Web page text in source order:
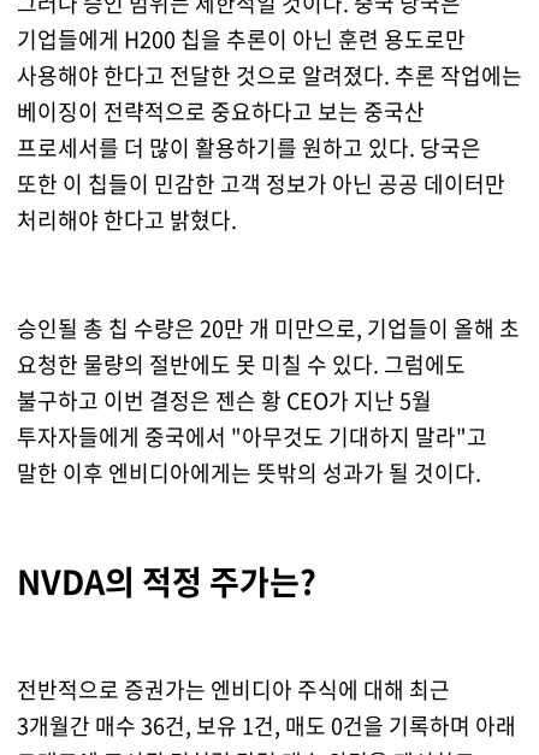
기업들에게 H200 칩을 추론이 아닌 훈련 용도로만
사용해야 한다고 전달한 것으로 알려졌다. 추론 작업에는
베이징이 전략적으로 중요하다고 보는 중국산
프로세서를 더 많이 활용하기를 원하고 있다. 당국은
또한 이 칩들이 민감한 고객 정보가 아닌 공공 데이터만
처리해야 한다고 밝혔다.
승인될 총 칩 수량은 20만 개 미만으로, 기업들이 올해 초
요청한 물량의 절반에도 못 미칠 수 있다. 그럼에도
불구하고 이번 결정은 젠슨 황 CEO가 지난 5월
투자자들에게 중국에서 "아무것도 기대하지 말라"고
말한 이후 엔비디아에게는 뜻밖의 성과가 될 것이다.
NVDA의 적정 주가는?
전반적으로 증권가는 엔비디아 주식에 대해 최근
3개월간 매수 36건, 보유 1건, 매도 0건을 기록하며 아래